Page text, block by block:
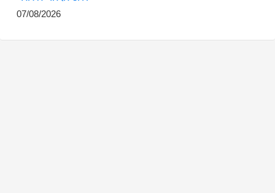
07/08/2026